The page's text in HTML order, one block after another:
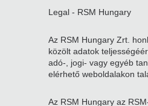
Legal - RSM Hungary
Az RSM Hungary Zrt.
közölt adatok
adó-, jogi- vagy egyéb
elérhető weboldalakon
Az RSM Hungary az